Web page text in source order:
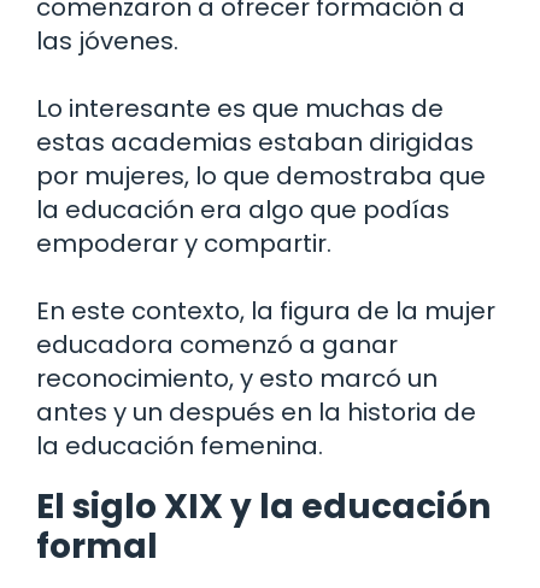
comenzaron a ofrecer formación a
las jóvenes.
Lo interesante es que muchas de
estas academias estaban dirigidas
por mujeres, lo que demostraba que
la educación era algo que podías
empoderar y compartir.
En este contexto, la figura de la mujer
educadora comenzó a ganar
reconocimiento, y esto marcó un
antes y un después en la historia de
la educación femenina.
El siglo XIX y la educación
formal